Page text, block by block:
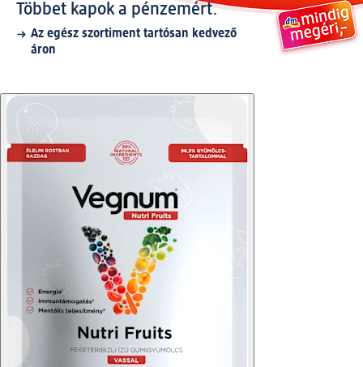
Többet kapok a pénzemért.
Az egész szortiment tartósan kedvező
áron